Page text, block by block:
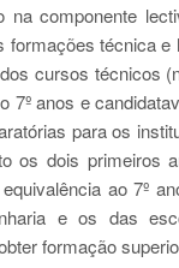
na componente
formações técnica
cursos técnicos
7º anos e
para os
os dois primeiros
ao 7º
e os das
formação